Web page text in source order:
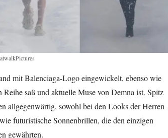
mit Balenciaga-Logo eingewickelt, ebenso wie
saß und aktuelle Muse von Demna ist. Spitz
allgegenwärtig, sowohl bei den Looks der Herren
futuristische Sonnenbrillen, die den einzigen
gewährten.